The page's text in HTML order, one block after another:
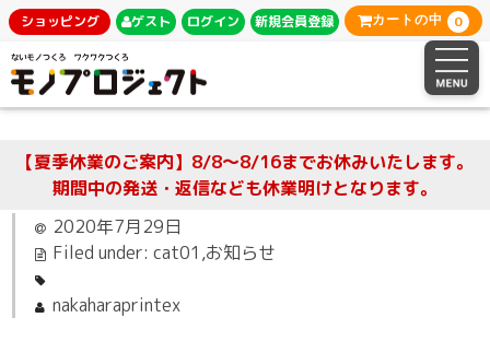
ショッピング ゲスト ログイン 新規会員登録 カートの中 0
【夏季休業のご案内】8/8～8/16までお休みいたします。
期間中の発送・返信なども休業明けとなります。
2020年7月29日
Filed under:cat01 ,お知らせ
nakaharaprintex